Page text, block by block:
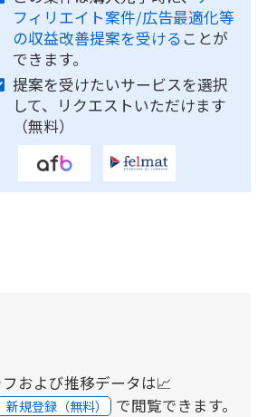
フィリエイト案件/広告最適化等
の収益改善提案を受ける ことが
できます。
提案を受けたいサービスを選択
して、リクエストいただけます
（無料）
および推移データは📈
新規登録（無料） で閲覧できます。